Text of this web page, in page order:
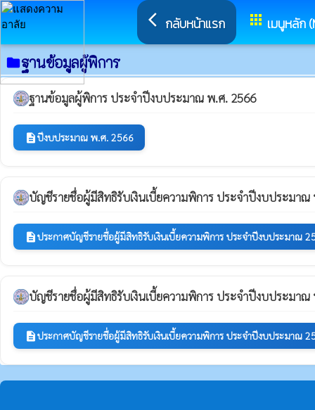
arrow_back_ios กลับหน้าแรก apps เมนูหลัก
folderฐานข้อมูลผู้พิการ
ฐานข้อมูลผู้พิการ ประจำปีงบประมาณ พ.ศ. 2566
descriptionปีงบประมาณ พ.ศ. 2566
บัญชีรายชื่อผู้มีสิทธิรับเงินเบี้ยความพิการ ประจำปีงบประมาณ
descriptionประกาศบัญชีรายชื่อผู้มีสิทธิรับเงินเบี้ยความพิการ ประจำปีงบประมาณ
บัญชีรายชื่อผู้มีสิทธิรับเงินเบี้ยความพิการ ประจำปีงบประมาณ
descriptionประกาศบัญชีรายชื่อผู้มีสิทธิรับเงินเบี้ยความพิการ ประจำปีงบประมาณ